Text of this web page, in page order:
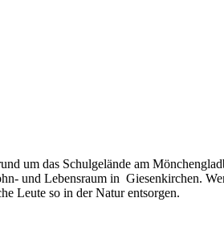
um das Schulgelände am
und Lebensraum in Giesenkirchen.
Leute so in der Natur entsorgen.